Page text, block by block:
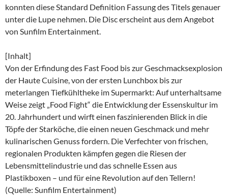
konnten diese Standard Definition Fassung des Titels genauer
unter die Lupe nehmen. Die Disc erscheint aus dem Angebot
von Sunfilm Entertainment.
[Inhalt]
Von der Erfindung des Fast Food bis zur Geschmacksexplosion
der Haute Cuisine, von der ersten Lunchbox bis zur
meterlangen Tiefkühltheke im Supermarkt: Auf unterhaltsame
Weise zeigt „Food Fight“ die Entwicklung der Essenskultur im
20. Jahrhundert und wirft einen faszinierenden Blick in die
Töpfe der Starköche, die einen neuen Geschmack und mehr
kulinarischen Genuss fordern. Die Verfechter von frischen,
regionalen Produkten kämpfen gegen die Riesen der
Lebensmittelindustrie und das schnelle Essen aus
Plastikboxen – und für eine Revolution auf den Tellern!
(Quelle: Sunfilm Entertainment)